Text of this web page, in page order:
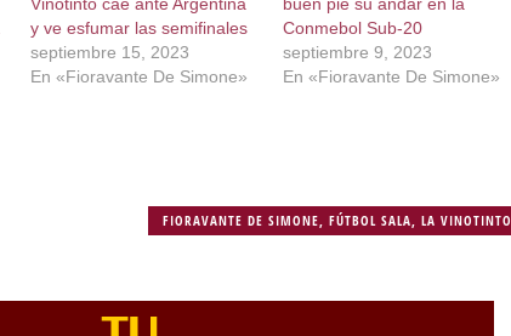
y ve esfumar las semifinales
septiembre 15, 2023
En «Fioravante De Simone»
Conmebol Sub-20
septiembre 9, 2023
En «Fioravante De Simone»
FIORAVANTE DE SIMONE ,FÚTBOL SALA ,LA VINOTINTO